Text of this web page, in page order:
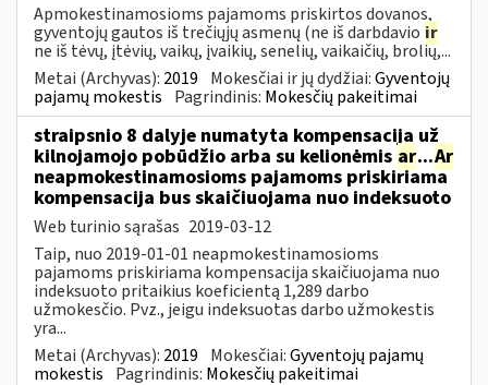
Apmokestinamosioms pajamoms priskirtos dovanos,
gyventojų gautos iš trečiųjų asmenų (ne iš darbdavio ir
ne iš tėvų, įtėvių, vaikų, įvaikių, senelių, vaikaičių, brolių,...
Metai (Archyvas): 2019 Mokesčiai ir jų dydžiai:Gyventojų
pajamų mokestis Pagrindinis: Mokesčių pakeitimai
straipsnio 8 dalyje numatyta kompensacija už
kilnojamojo pobūdžio arba su kelionėmis ar...Ar
neapmokestinamosioms pajamoms priskiriama
kompensacija bus skaičiuojama nuo indeksuoto
Web turinio sąrašas 2019-03-12
Taip, nuo 2019-01-01 neapmokestinamosioms
pajamoms priskiriama kompensacija skaičiuojama nuo
indeksuoto pritaikius koeficientą 1,289 darbo
užmokesčio. Pvz., jeigu indeksuotas darbo užmokestis
yra...
Metai (Archyvas): 2019 Mokesčiai:Gyventojų pajamų
mokestis Pagrindinis: Mokesčių pakeitimai